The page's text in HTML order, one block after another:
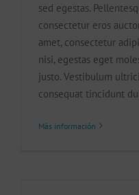
sed egestas.
consectetur eros
amet, consectetur
nisi, egestas eget
justo. Vestibulum
consequat tincidunt
Más información